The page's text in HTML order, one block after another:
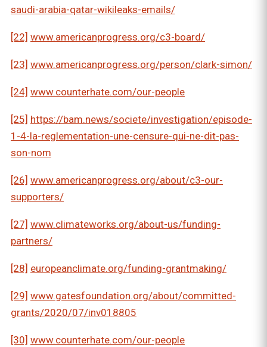
saudi-arabia-qatar-wikileaks-emails/
[22] www.americanprogress.org/c3-board/
[23] www.americanprogress.org/person/clark-simon/
[24] www.counterhate.com/our-people
[25] https://bam.news/societe/investigation/episode-
1-4-la-reglementation-une-censure-qui-ne-dit-pas-
son-nom
[26] www.americanprogress.org/about/c3-our-
supporters/
[27] www.climateworks.org/about-us/funding-
partners/
[28] europeanclimate.org/funding-grantmaking/
[29] www.gatesfoundation.org/about/committed-
grants/2020/07/inv018805
[30] www.counterhate.com/our-people